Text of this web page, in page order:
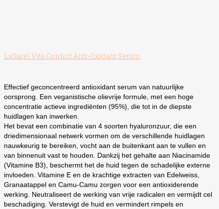
LaSarel Vita Confort Anti-Oxidant Serum
Effectief geconcentreerd antioxidant serum van natuurlijke
oorsprong. Een veganistische olievrije formule, met een hoge
concentratie actieve ingrediënten (95%), die tot in de diepste
huidlagen kan inwerken.
Het bevat een combinatie van 4 soorten hyaluronzuur, die een
driedimensionaal netwerk vormen om de verschillende huidlagen
nauwkeurig te bereiken, vocht aan de buitenkant aan te vullen en
van binnenuit vast te houden. Dankzij het gehalte aan Niacinamide
(Vitamine B3), beschermt het de huid tegen de schadelijke externe
invloeden. Vitamine E en de krachtige extracten van Edelweiss,
Granaatappel en Camu-Camu zorgen voor een antioxiderende
werking. Neutraliseert de werking van vrije radicalen en vermijdt cel
beschadiging. Verstevigt de huid en vermindert rimpels en